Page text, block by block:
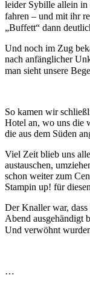
leider Sybille allein in
fahren – und mit ihr
„Buffett“ dann
Und noch im Zug
nach anfänglicher
man sieht unsere
So kamen wir
Hotel an, wo uns die
die aus dem Süden
Viel Zeit blieb uns
austauschen,
schon weiter zum
Stampin up! für
Der Knaller war,
Abend ausgehändigt
Und verwöhnt
…